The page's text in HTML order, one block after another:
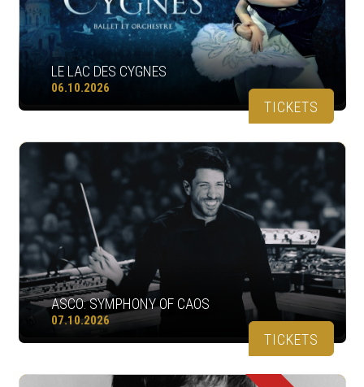
LE LAC DES CYGNES
06.10.2026
TICKETS
ASCO: SYMPHONY OF CAOS
07.10.2026
TICKETS